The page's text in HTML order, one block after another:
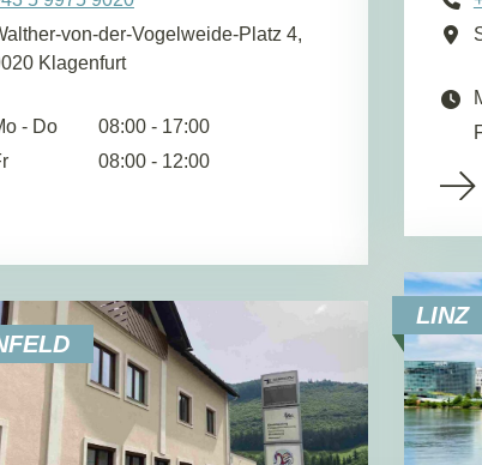
von-der-Vogelweide-Platz 4,
Klagenfurt
- Do
08:00 - 17:00
08:00 - 12:00
LINZ